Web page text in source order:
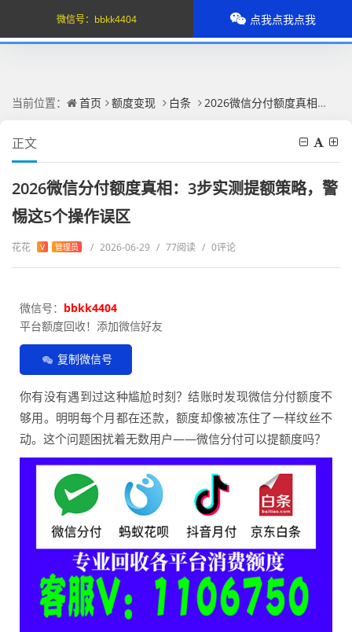
当前位置： 首页 额度变现 白条 2026微信分付额度真相：3步实测提额策略，警惕这5个操作误区
正文
2026微信分付额度真相：3步实测提额策略，警
惕这5个操作误区
花花 V 管理员 / 2026-06-29 / 77阅读 / 0评论
微信号： bbkk4404
平台额度回收！添加微信好友
复制微信号
你有没有遇到过这种尴尬时刻？结账时发现微信分付额度不
够用。明明每个月都在还款，额度却像被冻住了一样纹丝不
动。这个问题困扰着无数用户——微信分付可以提额度吗？
微信号： bbkk4404 点我点我点我